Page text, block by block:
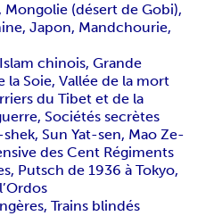
(désert de Gobi),
Japon, Mandchourie,
chinois, Grande
la Soie, Vallée de la mort
du Tibet et de la
Sociétés secrètes
Sun Yat-sen, Mao Ze-
des Cent Régiments
Putsch de 1936 à Tokyo,
Trains blindés